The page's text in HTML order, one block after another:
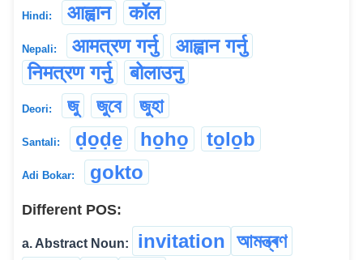
Hindi: आह्वान कॉल
Nepali: आमत्रण गर्नु
आह्वान गर्नु
निमत्रण गर्नु
बोलाउनु
Deori: জু জুবে জুহা
Santali: ḍo̱ḍe̱ ho̱ho̱ to̱lo̱b
Adi Bokar: gokto
Different POS:
a. Abstract Noun: invitation আমন্ত্ৰণ